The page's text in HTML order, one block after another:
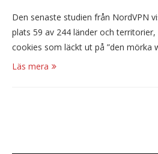
Den senaste studien från NordVPN
plats 59 av 244 länder och
cookies som läckt ut på ”den mörka
Läs mera